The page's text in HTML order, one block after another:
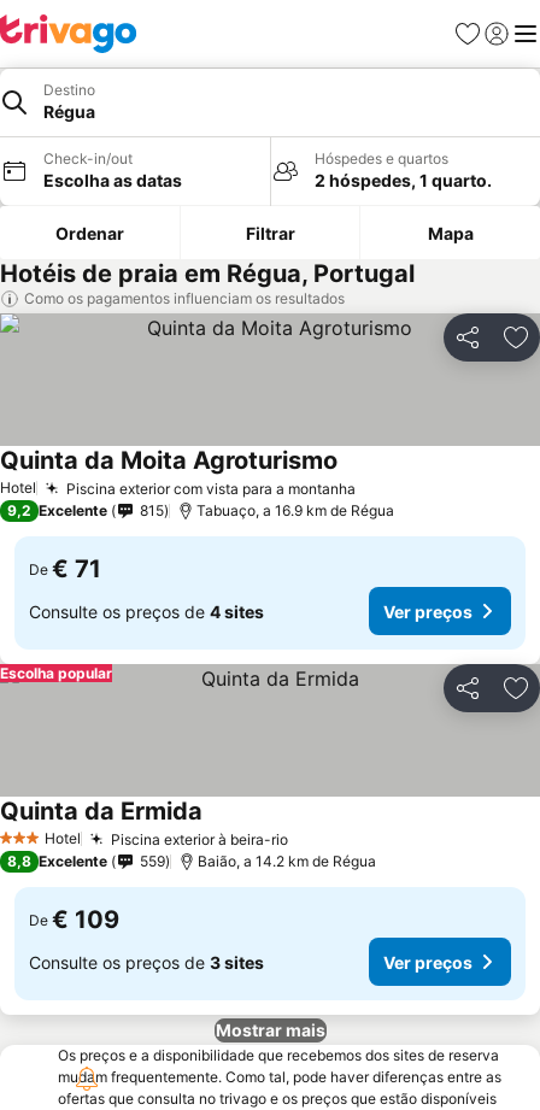
Favoritos
Iniciar
Destino
Régua
Check-in/out
Escolha as datas
Hóspedes e quartos
2 hóspedes, 1 quarto.
Ordenar Filtrar Mapa
Hotéis de praia em Régua, Portugal
Como os pagamentos influenciam os resultados
Partilhar
Hotel Piscina exterior com vista para a montanha
Quinta da Moita Agroturismo
9,2 Excelente 815 Tabuaço, a 16.9 km de Régua
De € 71
Consulte os preços de 4 sites Ver preços
Partilhar
Escolha popular
3 EstrelasHotel Piscina exterior à beira-rio
Quinta da Ermida
8,8 Excelente 559 Baião, a 14.2 km de Régua
De € 109
Consulte os preços de 3 sites Ver preços
Mostrar mais
Os preços e a disponibilidade que recebemos dos sites de reserva
mudam frequentemente. Como tal, pode haver diferenças entre as
ofertas que consulta no trivago e os preços que estão disponíveis